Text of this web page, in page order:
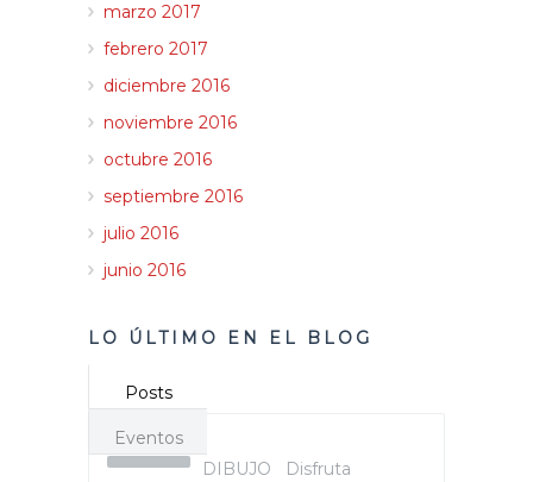
marzo 2017
febrero 2017
diciembre 2016
noviembre 2016
octubre 2016
septiembre 2016
julio 2016
junio 2016
LO ÚLTIMO EN EL BLOG
Posts
Eventos
DIBUJO Disfruta